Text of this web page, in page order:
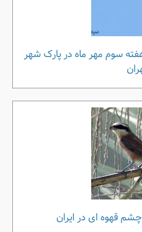
سوم مهر ماه در پارک شهر
قهوه ای در ایران